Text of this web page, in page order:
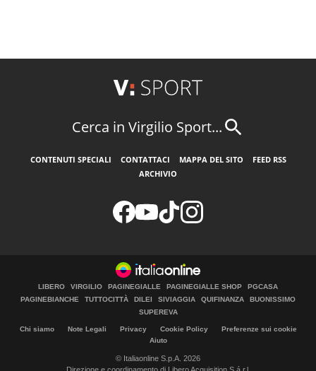
Cerca in Virgilio Sport...
CONTENUTI SPECIALI CONTATTACI MAPPA DEL SITO
FEED RSS
ARCHIVIO
LIBERO VIRGILIO PAGINEGIALLE PAGINEGIALLE SHOP
PGCASA
PAGINEBIANCHE
TUTTOCITTÀ DILEI SIVIAGGIA QUIFINANZA
BUONISSIMO
SUPEREVA
Chi siamo Note Legali Privacy Cookie Policy
Preferenze sui cookie
Aiuto
© Italiaonline S.p.A. 2026